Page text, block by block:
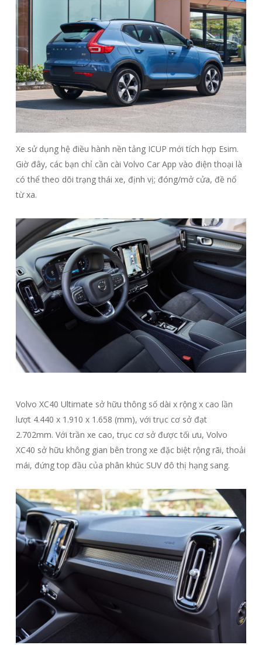
Xe sử dụng hệ điều hành nền tảng ICUP mới tích hợp Esim.
Giờ đây, các bạn chỉ cần cài Volvo Car App vào điện thoại là
có thể theo dõi trạng thái xe, định vị; đóng/mở cửa, đề nổ
từ xa.
Volvo XC40 Ultimate sở hữu thông số dài x rộng x cao lần
lượt 4.440 x 1.910 x 1.658 (mm), với trục cơ sở đạt
2.702mm. Với trần xe cao, trục cơ sở được tối ưu, Volvo
XC40 sở hữu không gian bên trong xe đặc biệt rộng rãi, thoải
mái, đứng top đầu của phân khúc SUV đô thị hạng sang.